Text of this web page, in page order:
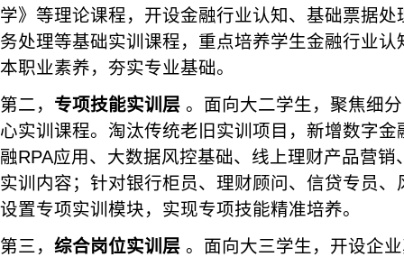
学》等理论课程，开设金融行业认知、基础票据
务处理等基础实训课程，重点培养学生金融行业
本职业素养，夯实专业基础。
第二， 专项技能实训层 。面向大二学生，聚焦细
心实训课程。淘汰传统老旧实训项目，新增数字
融RPA应用、大数据风控基础、线上理财产品营
实训内容；针对银行柜员、理财顾问、信贷专员
设置专项实训模块，实现专项技能精准培养。
第三， 综合岗位实训层 。面向大三学生，开设企